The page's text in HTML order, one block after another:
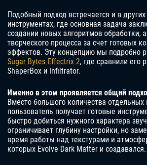
Подобный подход встречается и в
инструментах, где основная задача
создании новых алгоритмов обработки,
творческого процесса за счет готовых
эффектов. Эту концепцию мы подробно
Sugar Bytes Effectrix 2, где сравнили его
ShaperBox и Infiltrator.
Именно в этом проявляется общий
Вместо большого количества отдельных
пользователь получает готовые
быстро добиться нужного характера
ограничивает глубину настройки, но
время работы над текстурами и
которых Evolve Dark Matter и создавался.